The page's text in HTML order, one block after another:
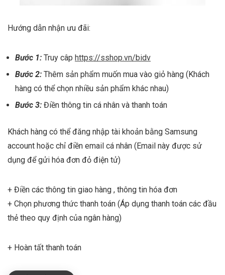
Hướng dẫn nhận ưu đãi:
Bước 1: Truy câp https://sshop.vn/bidv
Bước 2: Thêm sản phẩm muốn mua vào giỏ hàng (Khách
hàng có thể chọn nhiều sản phẩm khác nhau)
Bước 3: Điền thông tin cá nhân và thanh toán
Khách hàng có thể đăng nhập tài khoản bằng Samsung
account hoặc chỉ điền email cá nhân (Email này được sử
dụng để gửi hóa đơn đỏ điện tử)
+ Điền các thông tin giao hàng , thông tin hóa đơn
+ Chọn phương thức thanh toán (Áp dụng thanh toán các đầu
thẻ theo quy định của ngân hàng)
+ Hoàn tất thanh toán